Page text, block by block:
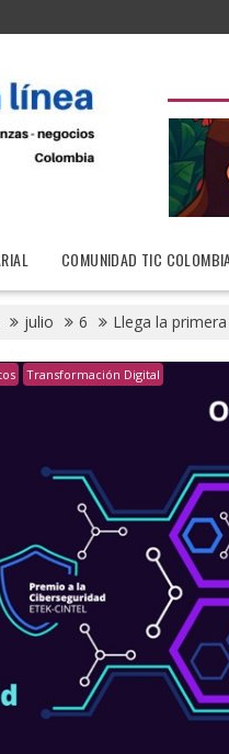
COMUNIDAD TIC
julio 6 Llega la
Transformación Digital